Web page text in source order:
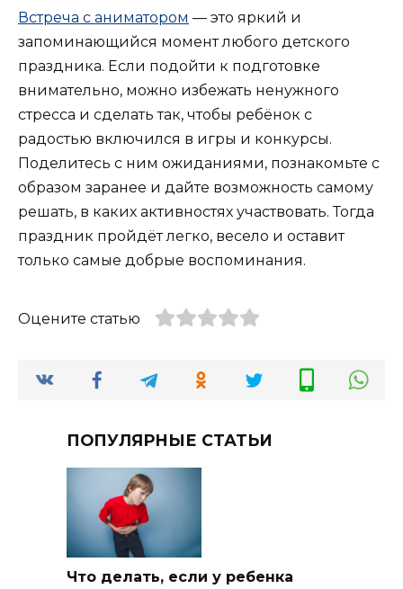
Встреча с аниматором — это яркий и
запоминающийся момент любого детского
праздника. Если подойти к подготовке
внимательно, можно избежать ненужного
стресса и сделать так, чтобы ребёнок с
радостью включился в игры и конкурсы.
Поделитесь с ним ожиданиями, познакомьте с
образом заранее и дайте возможность самому
решать, в каких активностях участвовать. Тогда
праздник пройдёт легко, весело и оставит
только самые добрые воспоминания.
Оцените статью
ПОПУЛЯРНЫЕ СТАТЬИ
Что делать, если у ребенка